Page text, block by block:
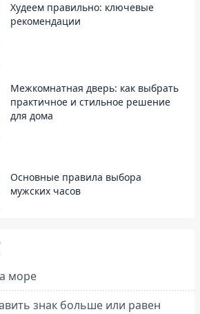
Худеем правильно: ключевые
рекомендации
Межкомнатная дверь: как выбрать
практичное и стильное решение
для дома
Основные правила выбора
мужских часов
море
знак больше или равен